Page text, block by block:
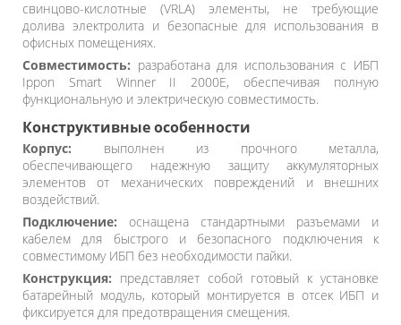
свинцово-кислотные (VRLA) элементы, не требующие
долива электролита и безопасные для использования в
офисных помещениях.
Совместимость: разработана для использования с ИБП
Ippon Smart Winner II 2000E, обеспечивая полную
функциональную и электрическую совместимость.
Конструктивные особенности
Корпус: выполнен из прочного металла,
обеспечивающего надежную защиту аккумуляторных
элементов от механических повреждений и внешних
воздействий.
Подключение: оснащена стандартными разъемами и
кабелем для быстрого и безопасного подключения к
совместимому ИБП без необходимости пайки.
Конструкция: представляет собой готовый к установке
батарейный модуль, который монтируется в отсек ИБП и
фиксируется для предотвращения смещения.